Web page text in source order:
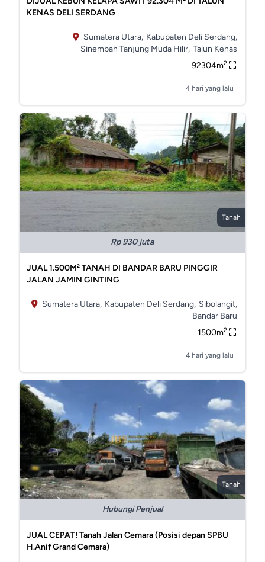
KENAS DELI SERDANG
Sumatera Utara, Kabupaten Deli Serdang,
Sinembah Tanjung Muda Hilir, Talun Kenas
92304m2
4 hari yang lalu
Tanah
Rp 930 juta
JUAL 1.500M² TANAH DI BANDAR BARU PINGGIR
JALAN JAMIN GINTING
Sumatera Utara, Kabupaten Deli Serdang, Sibolangit,
Bandar Baru
1500m2
4 hari yang lalu
Tanah
Hubungi Penjual
JUAL CEPAT! Tanah Jalan Cemara (Posisi depan SPBU
H.Anif Grand Cemara)